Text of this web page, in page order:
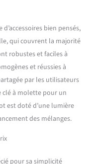
bien pensés,
qui couvrent la majorité
robustes et faciles à
et réussies à
par les utilisateurs
clé à molette pour un
est doté d’une lumière
des mélanges.
pour sa simplicité